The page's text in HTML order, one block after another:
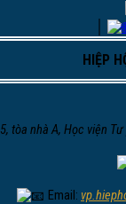
HIỆP
tòa nhà A, Học viện
Email: